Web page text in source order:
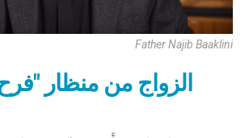
Father Najib Baaklini
الزواج من منظار